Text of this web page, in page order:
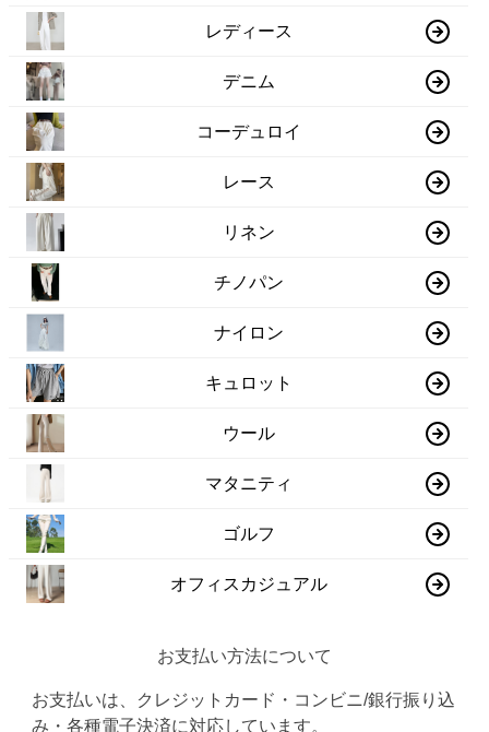
レディース
デニム
コーデュロイ
レース
リネン
チノパン
ナイロン
キュロット
ウール
マタニティ
ゴルフ
オフィスカジュアル
お支払い方法について
お支払いは、クレジットカード・コンビニ/銀行振り込
み・各種電子決済に対応しています。